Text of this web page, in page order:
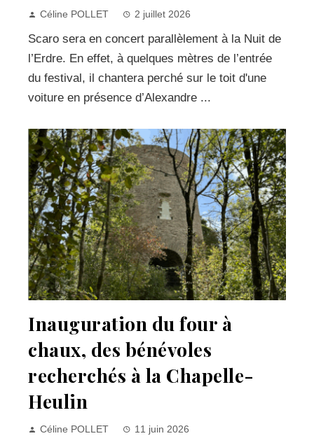
Céline POLLET 2 juillet 2026
Scaro sera en concert parallèlement à la Nuit de
l’Erdre. En effet, à quelques mètres de l’entrée
du festival, il chantera perché sur le toit d'une
voiture en présence d’Alexandre ...
Inauguration du four à
chaux, des bénévoles
recherchés à la Chapelle-
Heulin
Céline POLLET 11 juin 2026